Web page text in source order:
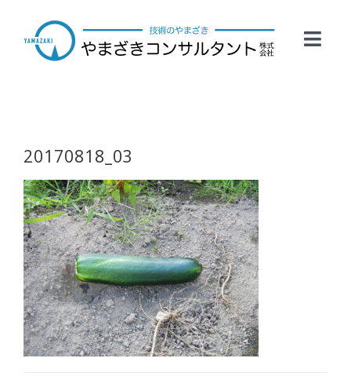
業務実績
お問い合わせ
採用情報
20170818_03